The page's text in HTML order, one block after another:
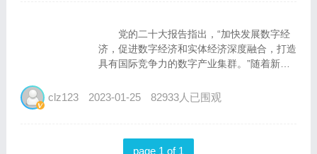
党的二十大报告指出，“加快发展数字经
济，促进数字经济和实体经济深度融合，打造
具有国际竞争力的数字产业集群。”随着新一
已经不是一道“选择题”，而是一堂“必修课”。
clz123 2023-01-25 82933人已围观
page 1 of 1